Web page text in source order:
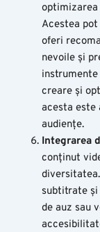
Acestea
oferi
nevoile și
creare și
acesta este
audiențe.
Integrarea
conținut
subtitrate și
de auz sau